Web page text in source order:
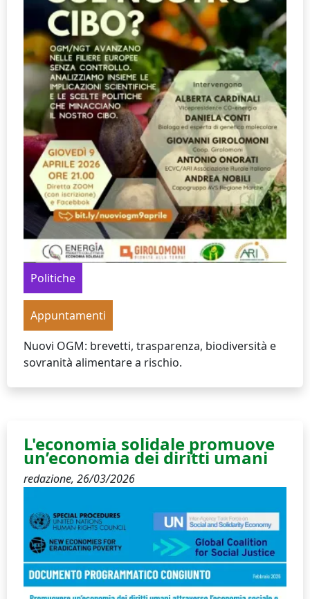
Politiche
Appuntamenti
Nuovi OGM: brevetti, trasparenza, biodiversità e
sovranità alimentare a rischio.
L'economia solidale promuove
un’economia dei diritti umani
redazione, 26/03/2026